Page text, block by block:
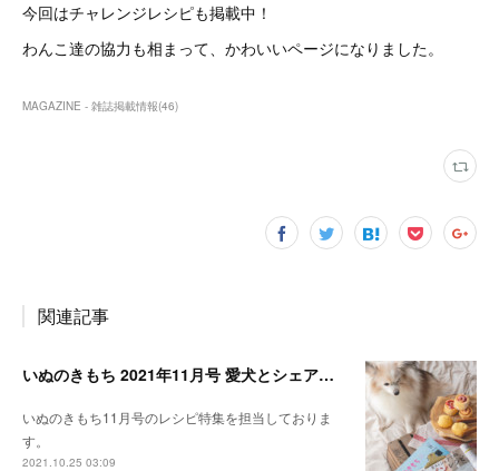
今回はチャレンジレシピも掲載中！
わんこ達の協力も相まって、かわいいページになりました。
MAGAZINE - 雑誌掲載情報(46)
関連記事
いぬのきもち 2021年11月号 愛犬とシェアできる！レンジで作れるパンレシピ特集
いぬのきもち11月号のレシピ特集を担当しておりま
す。
2021.10.25 03:09